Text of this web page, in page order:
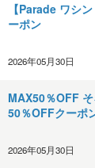
【Parade ワシ
ーポン
2026年05月30日
MAX50％OFF
50％OFFクーポ
2026年05月30日